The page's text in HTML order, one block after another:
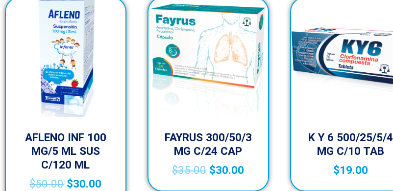
AFLENO INF 100
MG/5 ML SUS
C/120 ML
$50.00 $30.00
FAYRUS 300/50/3
MG C/24 CAP
$35.00 $30.00
K Y 6 500/25/5/4
MG C/10 TAB
$19.00